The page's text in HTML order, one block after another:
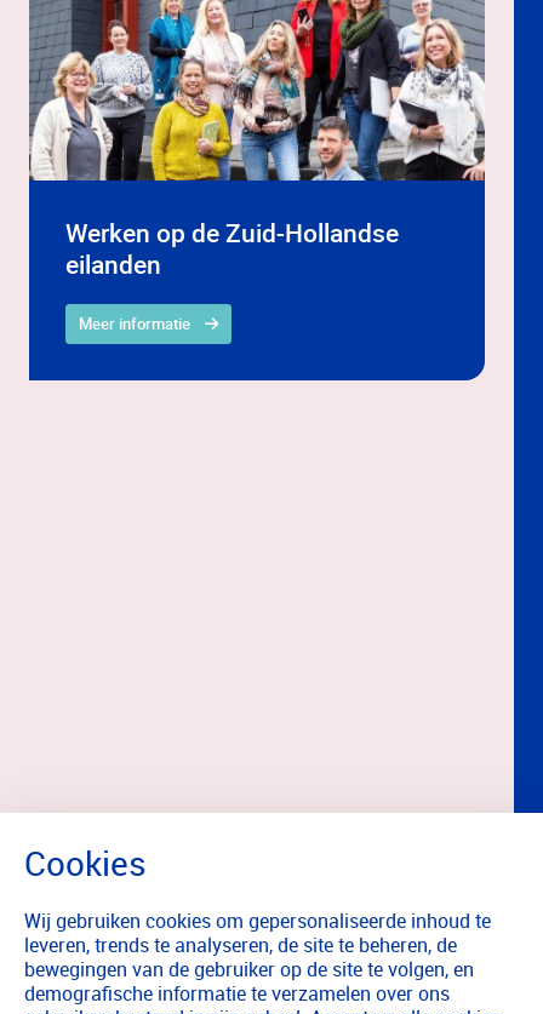
Werken op de Zuid-Hollandse
eilanden
Meer informatie
Wij gebruiken cookies om gepersonaliseerde inhoud te
leveren, trends te analyseren, de site te beheren, de
bewegingen van de gebruiker op de site te volgen, en
demografische informatie te verzamelen over ons